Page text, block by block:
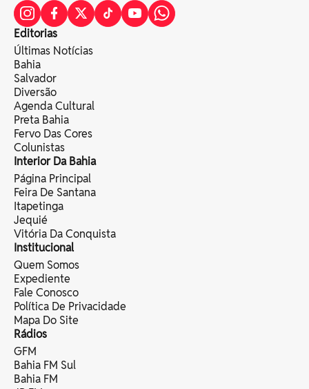
Editorias
Últimas Notícias
Bahia
Salvador
Diversão
Agenda Cultural
Preta Bahia
Fervo Das Cores
Colunistas
Interior Da Bahia
Página Principal
Feira De Santana
Itapetinga
Jequié
Vitória Da Conquista
Institucional
Quem Somos
Expediente
Fale Conosco
Política De Privacidade
Mapa Do Site
Rádios
GFM
Bahia FM Sul
Bahia FM